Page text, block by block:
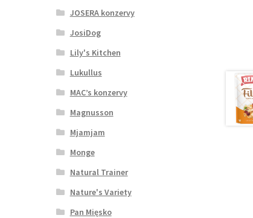
JOSERA konzervy
JosiDog
Lily's Kitchen
Lukullus
MAC’s konzervy
Magnusson
Mjamjam
Monge
Natural Trainer
Nature's Variety
Pan Mięsko